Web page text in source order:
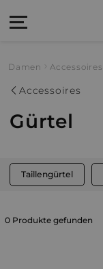
Damen Accessoires
Accessoires
Gürtel
Taillengürtel
0 Produkte gefunden